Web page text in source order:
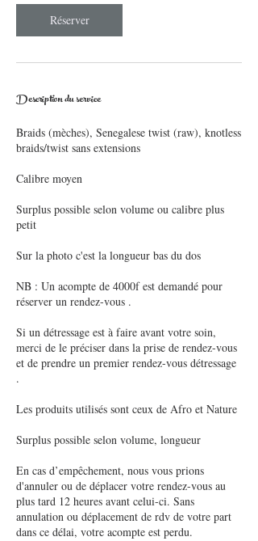
Réserver
Description du service
Braids (mèches), Senegalese twist (raw), knotless
braids/twist sans extensions
Calibre moyen
Surplus possible selon volume ou calibre plus
petit
Sur la photo c'est la longueur bas du dos
NB : Un acompte de 4000f est demandé pour
réserver un rendez-vous .
Si un détressage est à faire avant votre soin,
merci de le préciser dans la prise de rendez-vous
et de prendre un premier rendez-vous détressage
.
Les produits utilisés sont ceux de Afro et Nature
Surplus possible selon volume, longueur
En cas d’empêchement, nous vous prions
d'annuler ou de déplacer votre rendez-vous au
plus tard 12 heures avant celui-ci. Sans
annulation ou déplacement de rdv de votre part
dans ce délai, votre acompte est perdu.